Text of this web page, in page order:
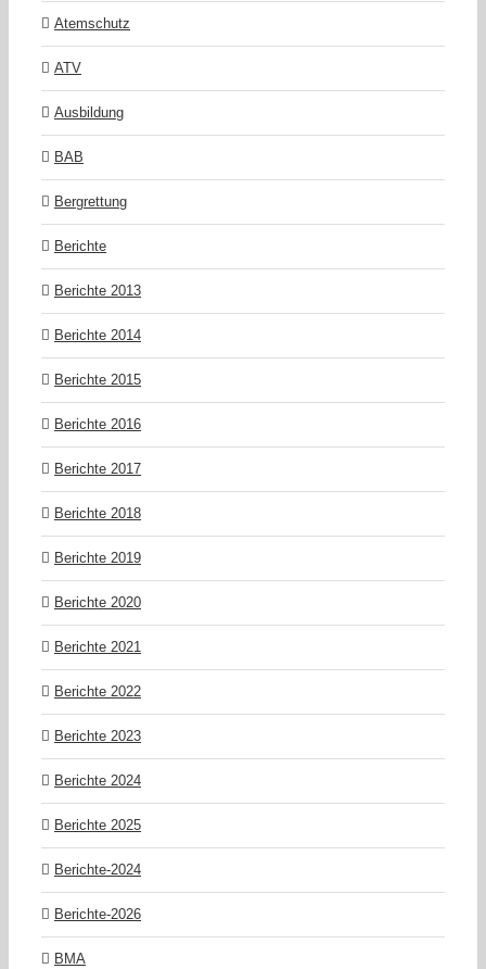
Atemschutz
ATV
Ausbildung
BAB
Bergrettung
Berichte
Berichte 2013
Berichte 2014
Berichte 2015
Berichte 2016
Berichte 2017
Berichte 2018
Berichte 2019
Berichte 2020
Berichte 2021
Berichte 2022
Berichte 2023
Berichte 2024
Berichte 2025
Berichte-2024
Berichte-2026
BMA